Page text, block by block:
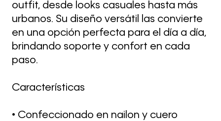
outfit, desde looks casuales hasta más
urbanos. Su diseño versátil las convierte
en una opción perfecta para el día a día,
brindando soporte y confort en cada
paso.
Características
• Confeccionado en nailon y cuero